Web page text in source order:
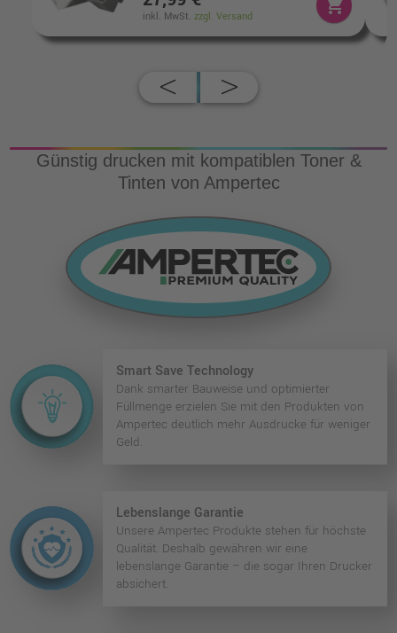
inkl. MwSt.zzgl. Versand
shopping_cart
Günstig drucken mit kompatiblen Toner &
Tinten von Ampertec
Smart Save Technology
Dank smarter Bauweise und optimierter
Füllmenge erzielen Sie mit den Produkten von
Ampertec deutlich mehr Ausdrucke für weniger
Geld.
Lebenslange Garantie
Unsere Ampertec Produkte stehen für höchste
Qualität. Deshalb gewähren wir eine
lebenslange Garantie – die sogar Ihren Drucker
absichert.